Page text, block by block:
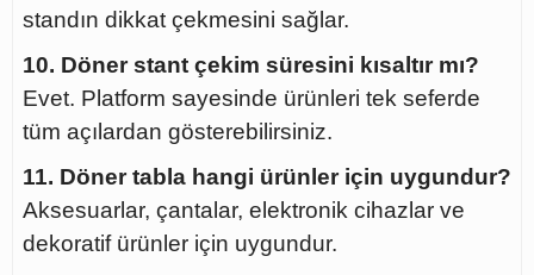
standın dikkat çekmesini sağlar.
10. Döner stant çekim süresini kısaltır mı?
Evet. Platform sayesinde ürünleri tek seferde
tüm açılardan gösterebilirsiniz.
11. Döner tabla hangi ürünler için uygundur?
Aksesuarlar, çantalar, elektronik cihazlar ve
dekoratif ürünler için uygundur.